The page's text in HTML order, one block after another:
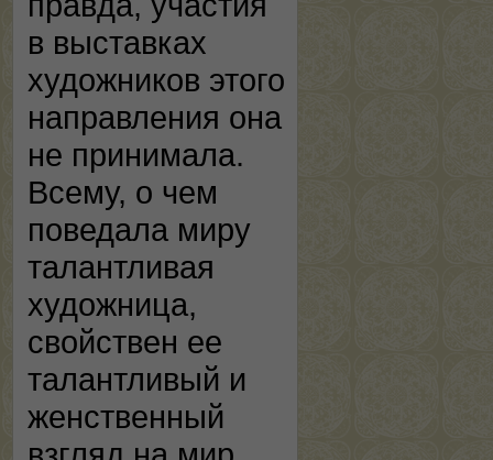
в выставках
художников этого
направления она
не принимала.
Всему, о чем
поведала миру
талантливая
художница,
свойствен ее
талантливый и
женственный